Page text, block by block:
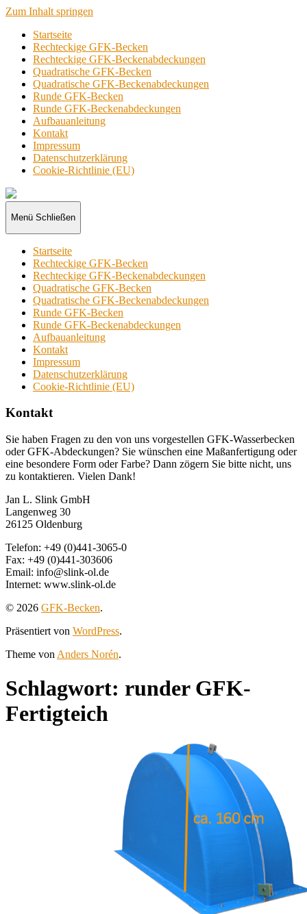
Zum Inhalt springen
Startseite
Rechteckige GFK-Becken
Rechteckige GFK-Beckenabdeckungen
Quadratische GFK-Becken
Quadratische GFK-Beckenabdeckungen
Runde GFK-Becken
Runde GFK-Beckenabdeckungen
Aufbauanleitung
Kontakt
Impressum
Datenschutzerklärung
Cookie-Richtlinie (EU)
GFK-
Becken
Menü Schließen
Startseite
Rechteckige GFK-Becken
Rechteckige GFK-Beckenabdeckungen
Quadratische GFK-Becken
Quadratische GFK-Beckenabdeckungen
Runde GFK-Becken
Runde GFK-Beckenabdeckungen
Aufbauanleitung
Kontakt
Impressum
Datenschutzerklärung
Cookie-Richtlinie (EU)
Kontakt
Sie haben Fragen zu den von uns vorgestellen GFK-Wasserbecken
oder GFK-Abdeckungen? Sie wünschen eine Maßanfertigung oder
eine besondere Form oder Farbe? Dann zögern Sie bitte nicht, uns
zu kontaktieren. Vielen Dank!
Jan L. Slink GmbH
Langenweg 30
26125 Oldenburg
Telefon: +49 (0)441-3065-0
Fax: +49 (0)441-303606
Email: info@slink-ol.de
Internet: www.slink-ol.de
© 2026 GFK-Becken.
Präsentiert von WordPress.
Theme von Anders Norén.
Schlagwort: runder GFK-
Fertigteich